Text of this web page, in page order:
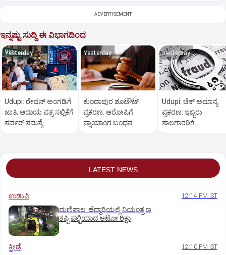
ADVERTISEMENT
ಇನ್ನಷ್ಟು ಸುದ್ದಿ ಈ ವಿಭಾಗದಿಂದ
Yesterday
Udupi: ರೇಷನ್‌ ಅಂಗಡಿಗೆ
ಜಾತಿ, ಆದಾಯ ಪತ್ರ ಸಲ್ಲಿಕೆಗೆ
ಸರ್ವರ್‌ ಸಮಸ್ಯೆ
Yesterday
ಕುಂದಾಪುರ ಶೂಟೌಟ್
ಪ್ರಕರಣ: ಆರೋಪಿಗೆ
ನ್ಯಾಯಾಂಗ ಬಂಧನ
Yesterday
Udupi: ಚೆಕ್ ಅಮಾನ್ಯ
ಪ್ರಕರಣ: ಇಬ್ಬರು
ಸಾಲಗಾರರಿಗೆ
LATEST NEWS
ಉಡುಪಿ 12:14 PM IST
ಮಣಿಪಾಲ: ಹೆದ್ದಾರಿಯಲ್ಲಿ ನಿಯಂತ್ರಣ
ತಪ್ಪಿ ಪಲ್ಟಿಯಾದ ಆಟೋ ರಿಕ್ಷಾ
ಕ್ರೀಡೆ 12:10 PM IST